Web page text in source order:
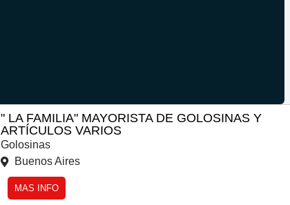
" LA FAMILIA" MAYORISTA DE GOLOSINAS Y
ARTÍCULOS VARIOS
Golosinas
Buenos Aires
MAS INFO